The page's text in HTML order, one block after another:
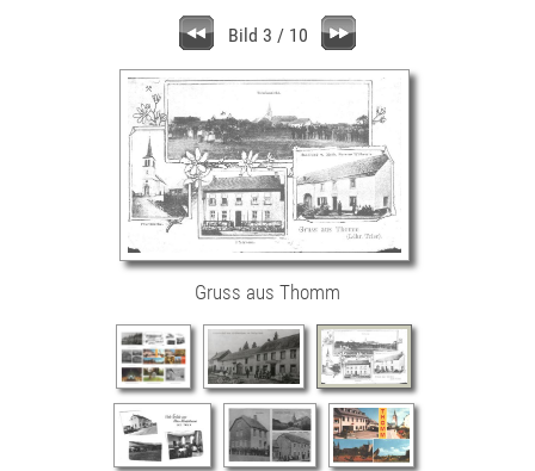
Bild 3 / 10
Gruss aus Thomm